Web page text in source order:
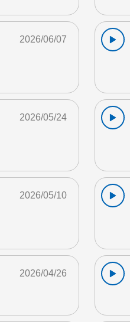
2026/06/07
2026/05/24
2026/05/10
2026/04/26